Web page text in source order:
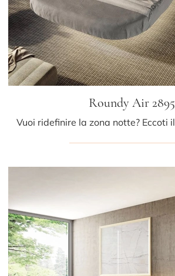
Roundy Air 2895